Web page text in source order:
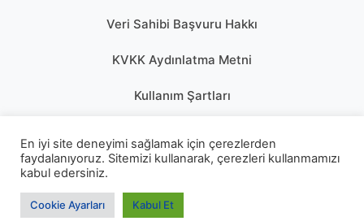
Veri Sahibi Başvuru Hakkı
KVKK Aydınlatma Metni
Kullanım Şartları
Çerez Politikası
KÜNYE
En iyi site deneyimi sağlamak için çerezlerden
faydalanıyoruz. Sitemizi kullanarak, çerezleri kullanmamızı
kabul edersiniz.
Cookie Ayarları Kabul Et